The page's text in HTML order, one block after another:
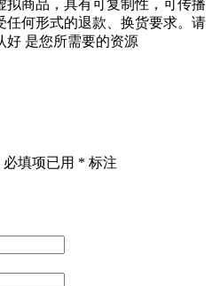
拟商品，具有可复制性，可传播
任何形式的退款、换货要求。请
好 是您所需要的资源
必填项已用 * 标注